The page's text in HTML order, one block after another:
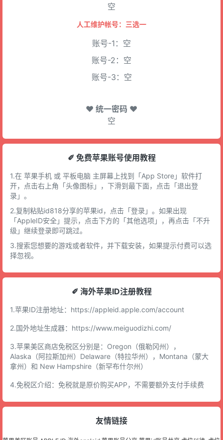
空
人工维护帐号：三选一
账号-1：空
账号-2：空
账号-3：空
♥ 统一密码 ♥
空
✐ 免费苹果账号使用教程
1.在 苹果手机 或 平板电脑 主屏幕上找到「App Store」软件打
开，点击右上角「头像图标」，下滑到最下面，点击「退出登
录」。
2.复制粘贴id818分享的苹果id，点击「登录」。如果出现
「AppleID安全」提示，点击下方的「其他选项」，再点击「不升
级」继续登录即可跳过。
3.搜索您想要的游戏或者软件，并下载安装，如果提示付费可以选
择忽视。
✐ 海外苹果ID注册教程
1.苹果ID注册地址： https://appleid.apple.com/account
2.国外地址生成器： https://www.meiguodizhi.com/
3.苹果美区商店免税区分别是：Oregon（俄勒冈州），
Alaska（阿拉斯加州）Delaware（特拉华州），Montana（蒙大
拿州）和 New Hampshire（新罕布什尔州）
4.免税区介绍：免税就是原价购买APP，不需要额外支付手续费
友情链接